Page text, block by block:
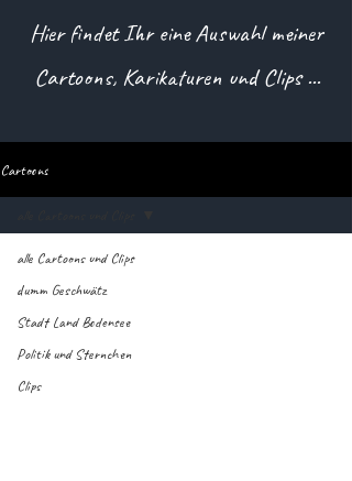
Hier findet Ihr eine Auswahl meiner
Cartoons, Karikaturen und Clips ...
Cartoons
alle Cartoons und Clips
dumm Geschwätz
Stadt Land Bodensee
Politik und Sternchen
Clips